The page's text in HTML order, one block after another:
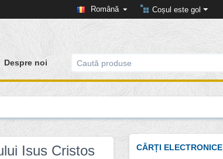
Coșul este gol
Română
Despre noi
Isus Cristos CĂRȚI ELECTRONICE